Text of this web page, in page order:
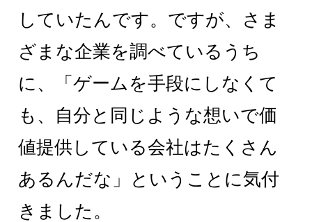
していたんです。ですが、さま
ざまな企業を調べているうち
に、「ゲームを手段にしなくて
も、自分と同じような想いで価
値提供している会社はたくさん
あるんだな」ということに気付
きました。